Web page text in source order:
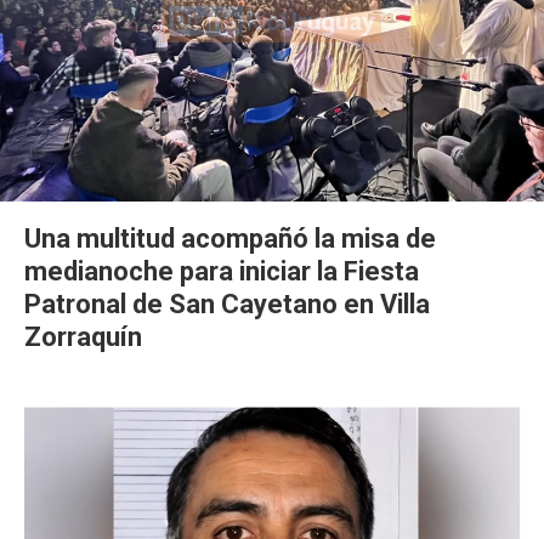
Una multitud acompañó la misa de
medianoche para iniciar la Fiesta
Patronal de San Cayetano en Villa
Zorraquín